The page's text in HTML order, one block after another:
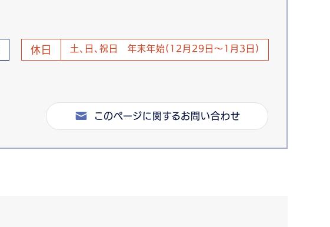
休日 土、日、祝日 年末年始(12月29日～1月3日)
このページに関するお問い合わせ